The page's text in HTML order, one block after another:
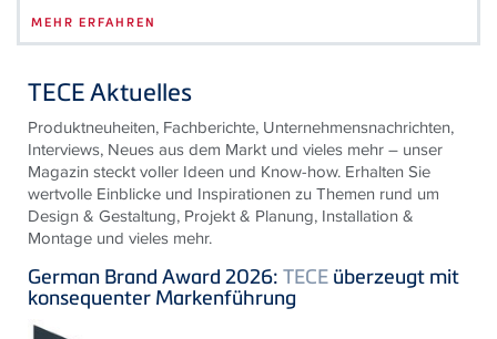
MEHR ERFAHREN
TECE Aktuelles
Produktneuheiten, Fachberichte, Unternehmensnachrichten,
Interviews, Neues aus dem Markt und vieles mehr – unser
Magazin steckt voller Ideen und Know-how. Erhalten Sie
wertvolle Einblicke und Inspirationen zu Themen rund um
Design & Gestaltung, Projekt & Planung, Installation &
Montage und vieles mehr.
German Brand Award 2026: TECE überzeugt mit
konsequenter Markenführung